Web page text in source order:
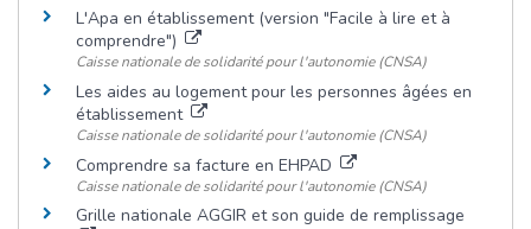
L'Apa en établissement (version "Facile à lire et à
comprendre")
Caisse nationale de solidarité pour l'autonomie (CNSA)
Les aides au logement pour les personnes âgées en
établissement
Caisse nationale de solidarité pour l'autonomie (CNSA)
Comprendre sa facture en EHPAD
Caisse nationale de solidarité pour l'autonomie (CNSA)
Grille nationale AGGIR et son guide de remplissage